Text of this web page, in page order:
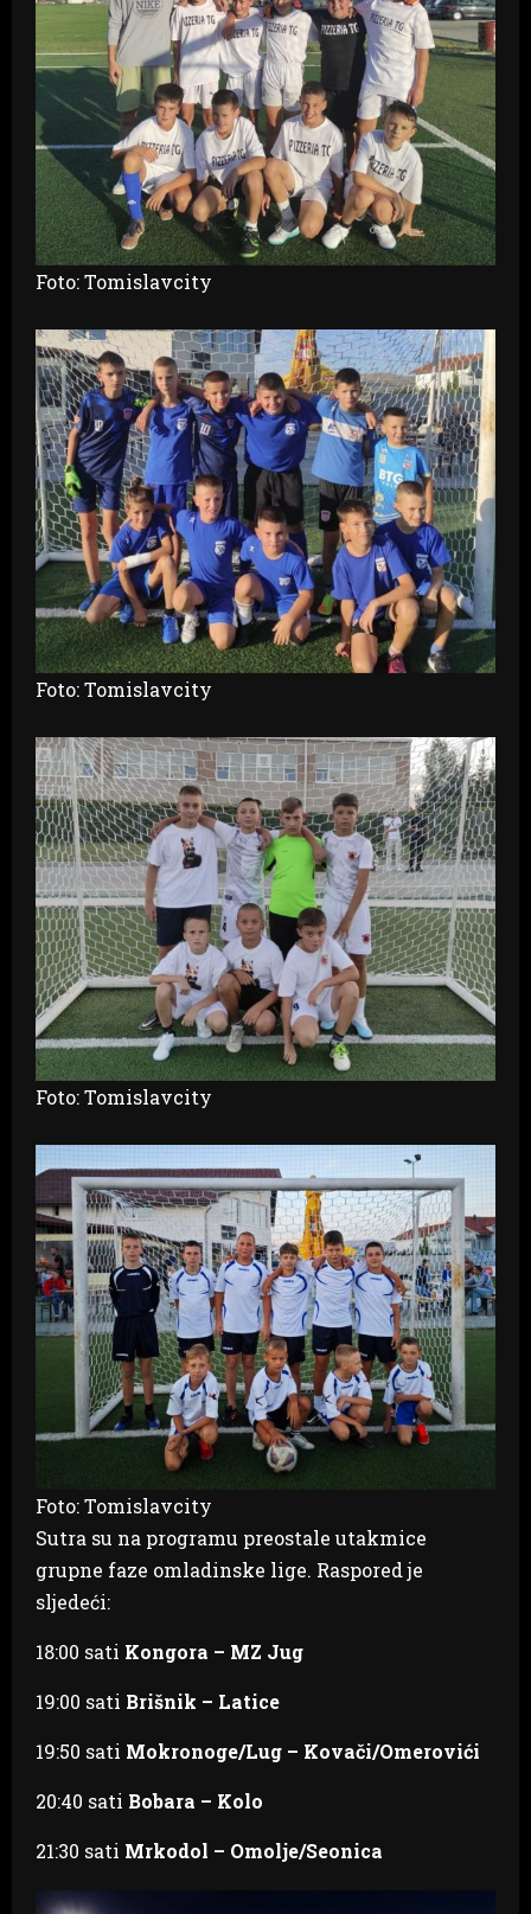
Foto: Tomislavcity
Foto: Tomislavcity
Foto: Tomislavcity
Foto: Tomislavcity
Sutra su na programu preostale utakmice
grupne faze omladinske lige. Raspored je
sljedeći:
18:00 sati Kongora – MZ Jug
19:00 sati Brišnik – Latice
19:50 sati Mokronoge/Lug – Kovači/Omerovići
20:40 sati Bobara – Kolo
21:30 sati Mrkodol – Omolje/Seonica